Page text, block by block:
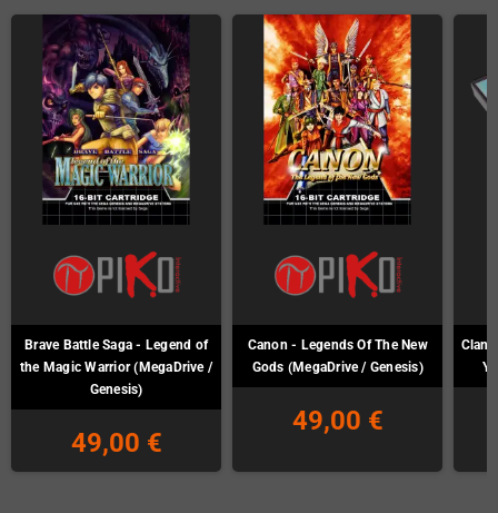
Brave Battle Saga - Legend of
the Magic Warrior (MegaDrive /
Genesis)
49,00 €
Canon - Legends Of The New
Gods (MegaDrive / Genesis)
49,00 €
Clan